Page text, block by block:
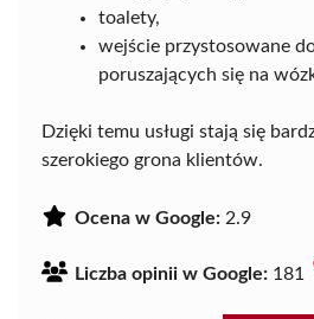
toalety,
wejście przystosowane
poruszających się na
Dzięki temu usługi stają się
szerokiego grona klientów.
Ocena w Google: 2.9
Liczba opinii w Google: 181